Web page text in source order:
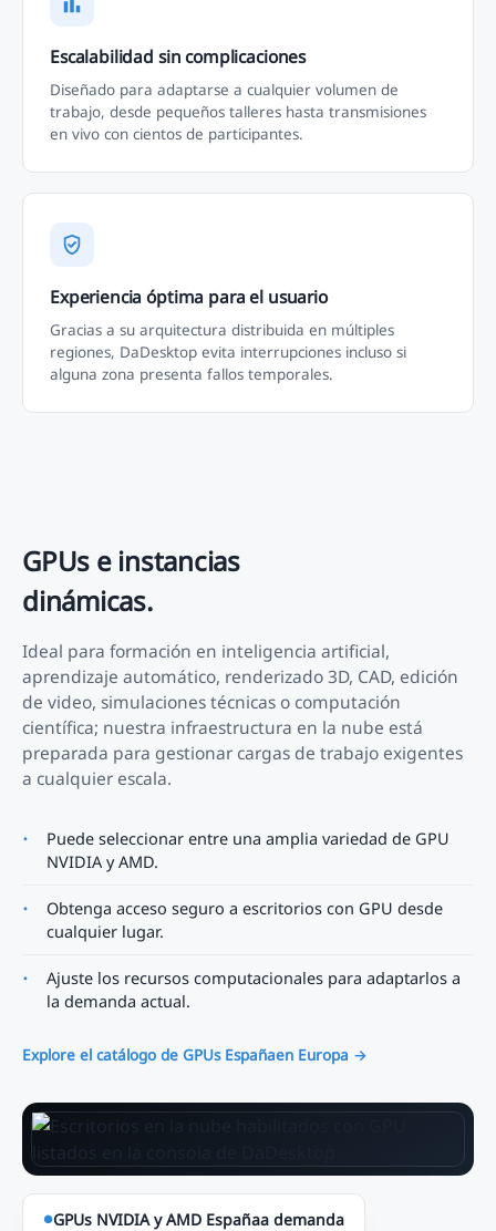
Escalabilidad sin complicaciones
Diseñado para adaptarse a cualquier volumen de
trabajo, desde pequeños talleres hasta transmisiones
en vivo con cientos de participantes.
Experiencia óptima para el usuario
Gracias a su arquitectura distribuida en múltiples
regiones, DaDesktop evita interrupciones incluso si
alguna zona presenta fallos temporales.
GPUs e instancias
dinámicas.
Ideal para formación en inteligencia artificial,
aprendizaje automático, renderizado 3D, CAD, edición
de video, simulaciones técnicas o computación
científica; nuestra infraestructura en la nube está
preparada para gestionar cargas de trabajo exigentes
a cualquier escala.
Puede seleccionar entre una amplia variedad de GPU
NVIDIA y AMD.
Obtenga acceso seguro a escritorios con GPU desde
cualquier lugar.
Ajuste los recursos computacionales para adaptarlos a
la demanda actual.
Explore el catálogo de GPUs Españaen Europa →
●GPUs NVIDIA y AMD Españaa demanda